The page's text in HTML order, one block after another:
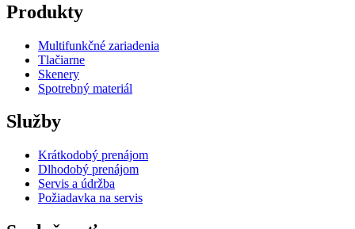
Produkty
Multifunkčné zariadenia
Tlačiarne
Skenery
Spotrebný materiál
Služby
Krátkodobý prenájom
Dlhodobý prenájom
Servis a údržba
Požiadavka na servis